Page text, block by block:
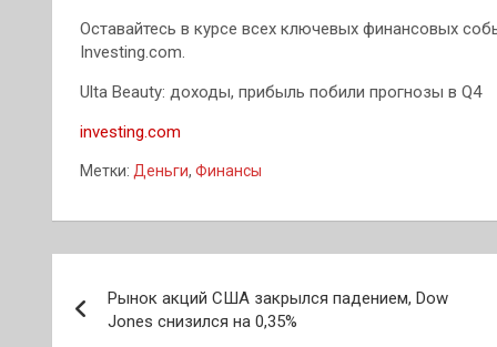
Оставайтесь в курсе всех ключевых финансовых
Investing.com.
Ulta Beauty: доходы, прибыль побили прогнозы в Q4
investing.com
Метки: Деньги, Финансы
по
Рынок акций США закрылся падением, Dow
Jones снизился на 0,35%